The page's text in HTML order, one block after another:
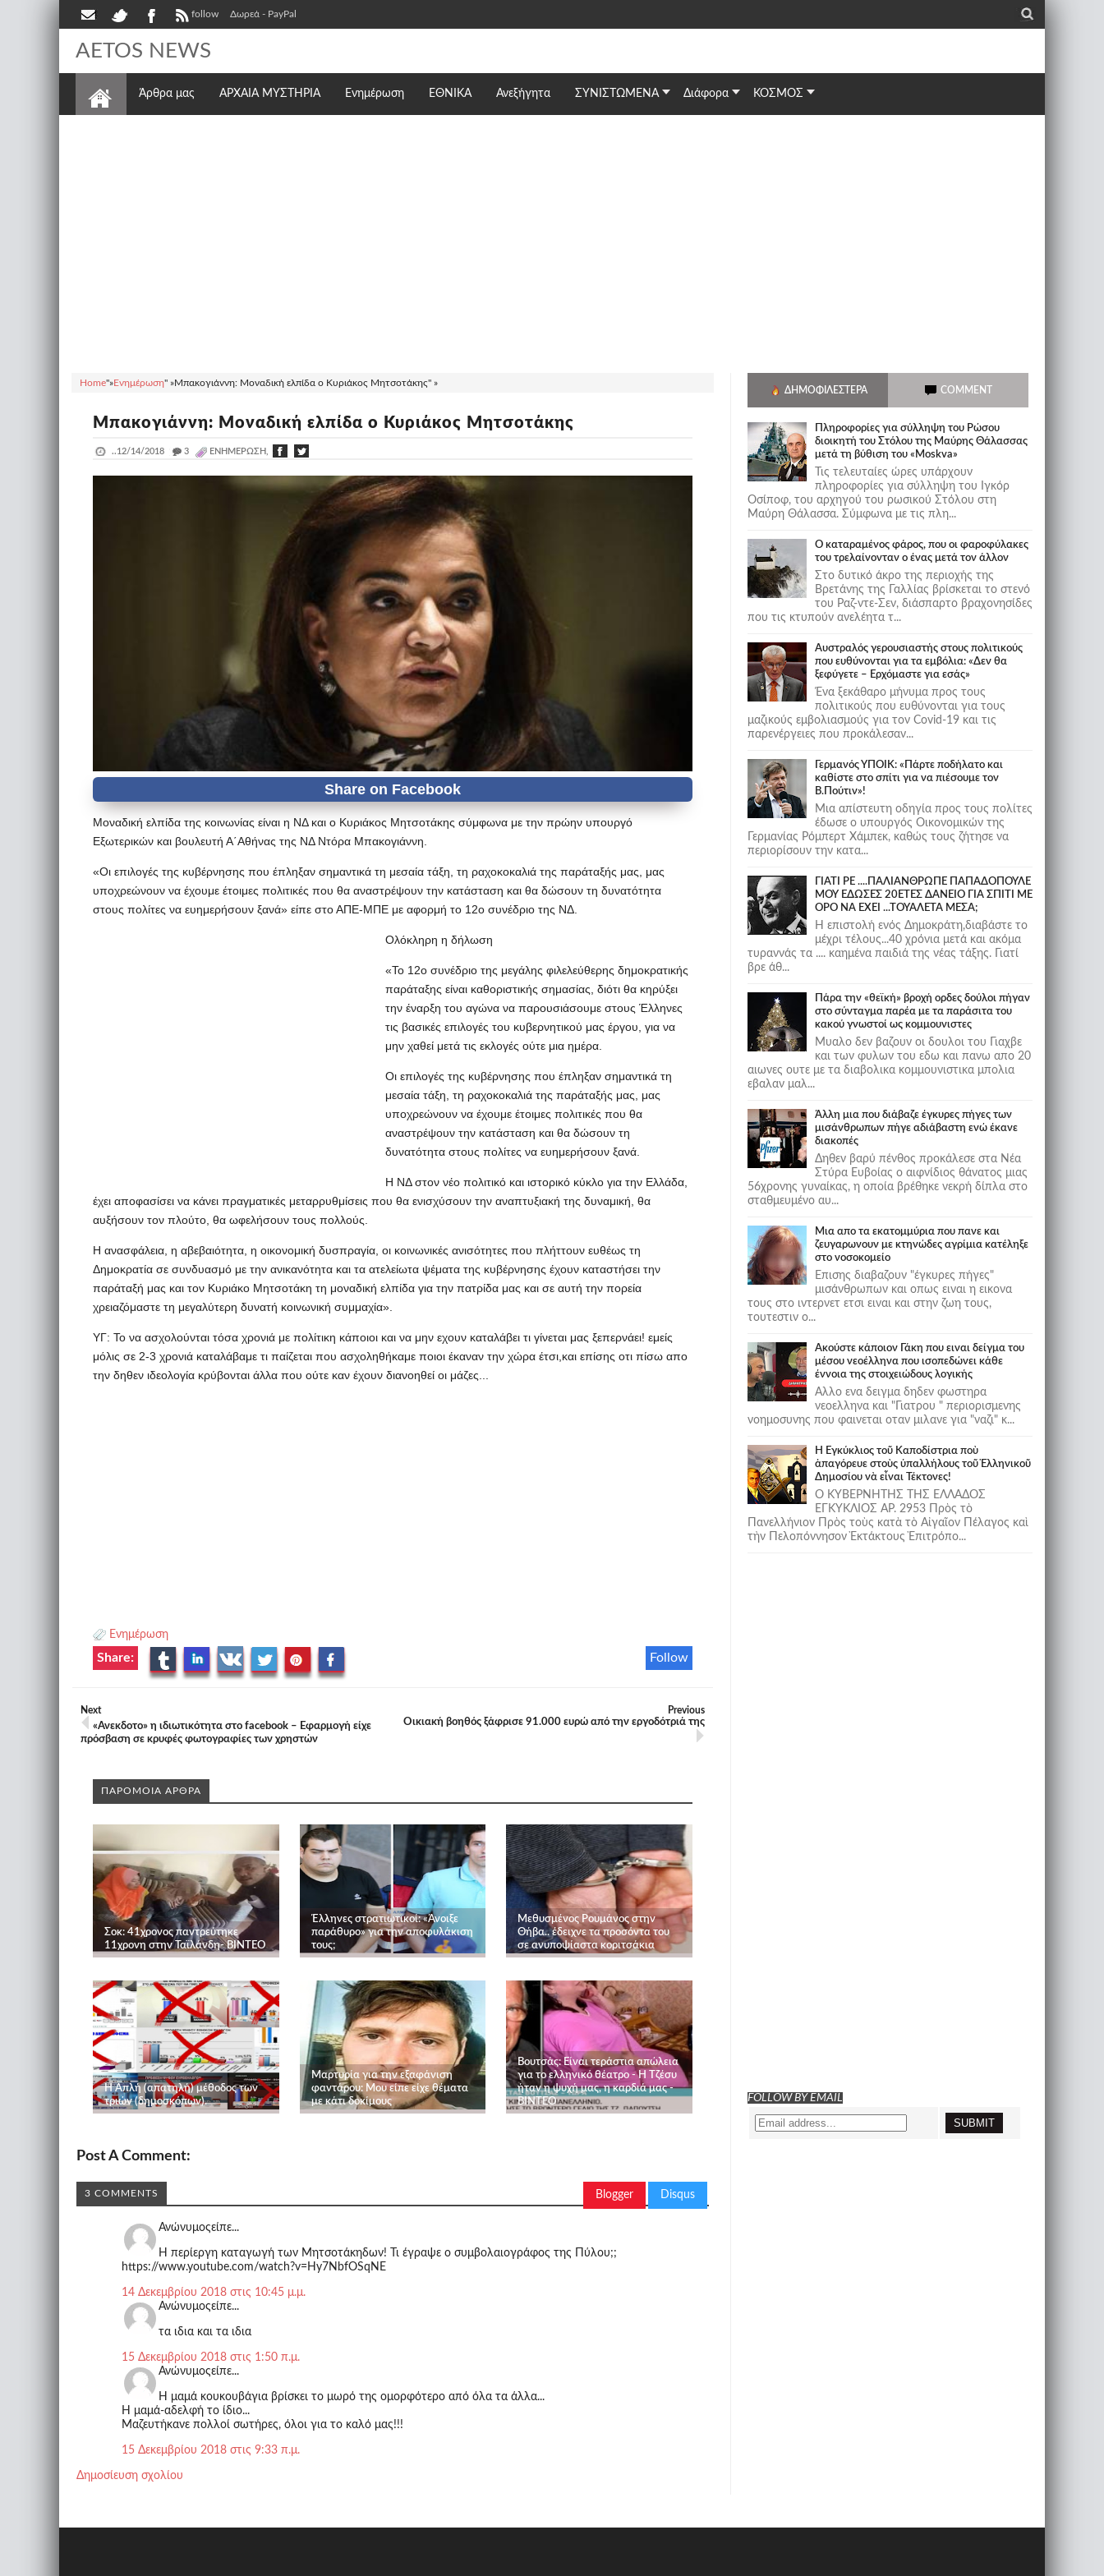
follow Δωρεά - PayPal _
AETOS NEWS
Άρθρα μας ΑΡΧΑΙΑ ΜΥΣΤΗΡΙΑ Ενημέρωση ΕΘΝΙΚΆ Ανεξήγητα ΣΥΝΙΣΤΩΜΕΝΑ Διάφορα ΚΟΣΜΟΣ
Home"»Ενημέρωση" »Μπακογιάννη: Μοναδική ελπίδα ο Κυριάκος Μητσοτάκης" »
Μπακογιάννη: Μοναδική ελπίδα ο Κυριάκος Μητσοτάκης
..12/14/2018 _ 3 ΕΝΗΜΈΡΩΣΗ,
Μοναδική ελπίδα της κοινωνίας είναι η ΝΔ και ο Κυριάκος Μητσοτάκης σύμφωνα με την πρώην υπουργό
Εξωτερικών και βουλευτή Α΄Αθήνας της ΝΔ Ντόρα Μπακογιάννη.
«Οι επιλογές της κυβέρνησης που έπληξαν σημαντικά τη μεσαία τάξη, τη ραχοκοκαλιά της παράταξής μας, μας
υποχρεώνουν να έχουμε έτοιμες πολιτικές που θα αναστρέψουν την κατάσταση και θα δώσουν τη δυνατότητα
στους πολίτες να ευημερήσουν ξανά» είπε στο ΑΠΕ-ΜΠΕ με αφορμή το 12ο συνέδριο της ΝΔ.
Ολόκληρη η δήλωση
«Το 12ο συνέδριο της μεγάλης φιλελεύθερης δημοκρατικής
παράταξης είναι καθοριστικής σημασίας, διότι θα κηρύξει
την έναρξη του αγώνα να παρουσιάσουμε στους Έλληνες
τις βασικές επιλογές του κυβερνητικού μας έργου, για να
μην χαθεί μετά τις εκλογές ούτε μια ημέρα.
Οι επιλογές της κυβέρνησης που έπληξαν σημαντικά τη
μεσαία τάξη, τη ραχοκοκαλιά της παράταξής μας, μας
υποχρεώνουν να έχουμε έτοιμες πολιτικές που θα
αναστρέψουν την κατάσταση και θα δώσουν τη
δυνατότητα στους πολίτες να ευημερήσουν ξανά.
Η ΝΔ στον νέο πολιτικό και ιστορικό κύκλο για την Ελλάδα,
έχει αποφασίσει να κάνει πραγματικές μεταρρυθμίσεις που θα ενισχύσουν την αναπτυξιακή της δυναμική, θα
αυξήσουν τον πλούτο, θα ωφελήσουν τους πολλούς.
Η ανασφάλεια, η αβεβαιότητα, η οικονομική δυσπραγία, οι κοινωνικές ανισότητες που πλήττουν ευθέως τη
Δημοκρατία σε συνδυασμό με την ανικανότητα και τα ατελείωτα ψέματα της κυβέρνησης έχουν καταστήσει την
παράταξή μας και τον Κυριάκο Μητσοτάκη τη μοναδική ελπίδα για την πατρίδα μας και σε αυτή την πορεία
χρειαζόμαστε τη μεγαλύτερη δυνατή κοινωνική συμμαχία».
ΥΓ: To να ασχολούνται τόσα χρονιά με πολίτικη κάποιοι και να μην εχουν καταλάβει τι γίνεται μας ξεπερνάει! εμείς
μόλις σε 2-3 χρονιά καταλάβαμε τι παίζεται που ασχοληθήκαμε ποιοι έκαναν την χώρα έτσι,και επίσης οτι πίσω απο
την δηθεν ιδεολογία κρύβονται άλλα που ούτε καν έχουν διανοηθεί οι μάζες...
Ενημέρωση
Follow
Share:
Next
«Ανεκδοτο» η ιδιωτικότητα στο facebook – Εφαρμογή είχε
πρόσβαση σε κρυφές φωτογραφίες των χρηστών
Previous
Οικιακή βοηθός ξάφρισε 91.000 ευρώ από την εργοδότριά της
ΠΑΡΟΜΟΙΑ ΑΡΘΡΑ
Σοκ: 41χρονος παντρεύτηκε
11χρονη στην Ταϊλάνδη- ΒΙΝΤΕΟ
Έλληνες στρατιωτικοί: «Άνοιξε
παράθυρο» για την αποφυλάκιση
τους;
Μεθυσμένος Ρουμάνος στην
Θήβα.. έδειχνε τα προσόντα του
σε ανυποψίαστα κοριτσάκια
Η Απλή (απατηλή) μέθοδος των
τριών (δημοσκόπων).
Μαρτυρία για την εξαφάνιση
φαντάρου: Μου είπε είχε θέματα
με κάτι δοκίμους
Βουτσάς: Είναι τεράστια απώλεια
για το ελληνικό θέατρο - Η Τζέσυ
ήταν η ψυχή μας, η καρδιά μας -
ΒΙΝΤΕΟ
Post A Comment:
Blogger Disqus
3 COMMENTS
Ανώνυμοςείπε...
Η περίεργη καταγωγή των Μητσοτάκηδων! Τι έγραψε ο συμβολαιογράφος της Πύλου;;
https://www.youtube.com/watch?v=Hy7NbfOSqNE
14 Δεκεμβρίου 2018 στις 10:45 μ.μ.
Ανώνυμοςείπε...
τα ιδια και τα ιδια
15 Δεκεμβρίου 2018 στις 1:50 π.μ.
Ανώνυμοςείπε...
Η μαμά κουκουβάγια βρίσκει το μωρό της ομορφότερο από όλα τα άλλα...
Η μαμά-αδελφή το ίδιο...
Μαζευτήκανε πολλοί σωτήρες, όλοι για το καλό μας!!!
15 Δεκεμβρίου 2018 στις 9:33 π.μ.
Δημοσίευση σχολίου
ΔΗΜΟΦΙΛΈΣΤΕΡΑ COMMENT
Πληροφορίες για σύλληψη του Ρώσου
διοικητή του Στόλου της Mαύρης Θάλασσας
μετά τη βύθιση του «Moskva»
Τις τελευταίες ώρες υπάρχουν
πληροφορίες για σύλληψη του Ιγκόρ
Οσίποφ, του αρχηγού του ρωσικού Στόλου στη
Μαύρη Θάλασσα. Σύμφωνα με τις πλη...
Ο καταραμένος φάρος, που οι φαροφύλακες
του τρελαίνονταν ο ένας μετά τον άλλον
Στο δυτικό άκρο της περιοχής της
Βρετάνης της Γαλλίας βρίσκεται το στενό
του Ραζ-ντε-Σεν, διάσπαρτο βραχονησίδες
που τις κτυπούν ανελέητα τ...
Αυστραλός γερουσιαστής στους πολιτικούς
που ευθύνονται για τα εμβόλια: «Δεν θα
ξεφύγετε – Ερχόμαστε για εσάς»
Ένα ξεκάθαρο μήνυμα προς τους
πολιτικούς που ευθύνονται για τους
μαζικούς εμβολιασμούς για τον Covid-19 και τις
παρενέργειες που προκάλεσαν...
Γερμανός ΥΠΟΙΚ: «Πάρτε ποδήλατο και
καθίστε στο σπίτι για να πιέσουμε τον
Β.Πούτιν»!
Μια απίστευτη οδηγία προς τους πολίτες
έδωσε ο υπουργός Οικονομικών της
Γερμανίας Ρόμπερτ Χάμπεκ, καθώς τους ζήτησε να
περιορίσουν την κατα...
ΓΙΑΤΙ ΡΕ ....ΠΑΛΙΑΝΘΡΩΠΕ ΠΑΠΑΔΟΠΟΥΛΕ
ΜΟΥ ΕΔΩΣΕΣ 20ΕΤΕΣ ΔΑΝΕΙΟ ΓΙΑ ΣΠΙΤΙ ΜΕ
ΟΡΟ ΝΑ ΕΧΕΙ ...ΤΟΥΑΛΕΤΑ ΜΕΣΑ;
Η επιστολή ενός Δημοκράτη,διαβάστε το
μέχρι τέλους...40 χρόνια μετά και ακόμα
τυραννάς τα .... καημένα παιδιά της νέας τάξης. Γιατί
βρε άθ...
Πάρα την «θεϊκή» βροχή ορδες δούλοι πήγαν
στο σύνταγμα παρέα με τα παράσιτα του
κακού γνωστοί ως κομμουνιστες
Μυαλο δεν βαζουν οι δουλοι του Γιαχβε
και των φυλων του εδω και πανω απο 20
αιωνες ουτε με τα διαβολικα κομμουνιστικα μπολια
εβαλαν μαλ...
Άλλη μια που διάβαζε έγκυρες πήγες των
μισάνθρωπων πήγε αδιάβαστη ενώ έκανε
διακοπές
Δηθεν βαρύ πένθος προκάλεσε στα Νέα
Στύρα Ευβοίας ο αιφνίδιος θάνατος μιας
56χρονης γυναίκας, η οποία βρέθηκε νεκρή δίπλα στο
σταθμευμένο αυ...
Μια απο τα εκατομμύρια που πανε και
ζευγαρωνουν με κτηνώδες αγρίμια κατέληξε
στο νοσοκομείο
Επισης διαβαζουν "έγκυρες πήγες"
μισάνθρωπων και οπως ειναι η εικονα
τους στο ιντερνετ ετσι ειναι και στην ζωη τους,
τουτεστιν ο...
Ακούστε κάποιον Γάκη που ειναι δείγμα του
μέσου νεοέλληνα που ισοπεδώνει κάθε
έννοια της στοιχειώδους λογικής
Αλλο ενα δειγμα δηδεν φωστηρα
νεοελληνα και "Γιατρου " περιορισμενης
νοημοσυνης που φαινεται οταν μιλανε για "ναζι" κ...
Ἡ Ἐγκύκλιος τοῦ Καποδίστρια ποὺ
ἀπαγόρευε στοὺς ὑπαλλήλους τοῦ Ἑλληνικοῦ
Δημοσίου νὰ εἶναι Τέκτονες!
Ο ΚΥΒΕΡΝΗΤΗΣ ΤΗΣ ΕΛΛΑΔΟΣ
ΕΓΚΥΚΛΙΟΣ ΑΡ. 2953 Πρὸς τὸ
Πανελλήνιον Πρὸς τοὺς κατὰ τὸ Αἰγαῖον Πέλαγος καὶ
τὴν Πελοπόννησον Ἐκτάκτους Ἐπιτρόπο...
FOLLOW BY EMAIL